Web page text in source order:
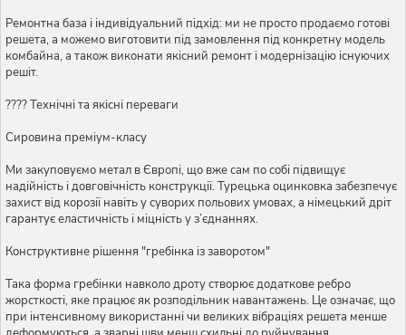
Ремонтна база і індивідуальний підхід: ми не просто продаємо готові
решета, а можемо виготовити під замовлення під конкретну модель
комбайна, а також виконати якісний ремонт і модернізацію існуючих
решіт.
???? Технічні та якісні переваги
Сировина преміум-класу
Ми закуповуємо метал в Європі, що вже сам по собі підвищує
надійність і довговічність конструкції. Турецька оцинковка забезпечує
захист від корозії навіть у суворих польових умовах, а німецький дріт
гарантує еластичність і міцність у з’єднаннях.
Конструктивне рішення "гребінка із заворотом"
Така форма гребінки навколо дроту створює додаткове ребро
жорсткості, яке працює як розподільник навантажень. Це означає, що
при інтенсивному використанні чи великих вібраціях решета менше